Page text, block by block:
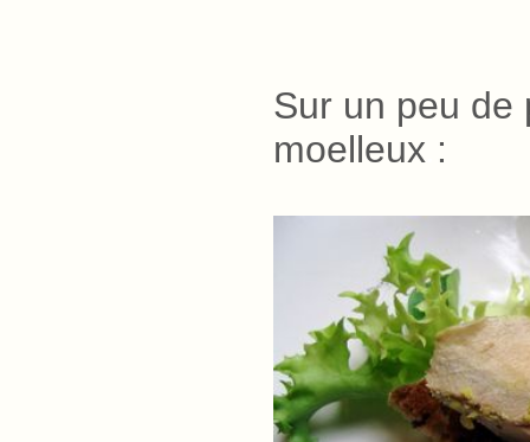
Sur un peu de
moelleux :